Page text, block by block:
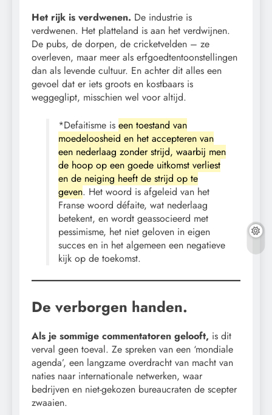
Het rijk is verdwenen. De industrie is
verdwenen. Het platteland is aan het verdwijnen.
De pubs, de dorpen, de cricketvelden – ze
overleven, maar meer als erfgoedtentoonstellingen
dan als levende cultuur. En achter dit alles een
gevoel dat er iets groots en kostbaars is
weggeglipt, misschien wel voor altijd.
*Defaitisme is een toestand van
moedeloosheid en het accepteren van
een nederlaag zonder strijd, waarbij men
de hoop op een goede uitkomst verliest
en de neiging heeft de strijd op te
geven. Het woord is afgeleid van het
Franse woord défaite, wat nederlaag
betekent, en wordt geassocieerd met
pessimisme, het niet geloven in eigen
succes en in het algemeen een negatieve
kijk op de toekomst.
De verborgen handen.
Als je sommige commentatoren gelooft, is dit
verval geen toeval. Ze spreken van een ‘mondiale
agenda’, een langzame overdracht van macht van
naties naar internationale netwerken, waar
bedrijven en niet-gekozen bureaucraten de scepter
zwaaien.